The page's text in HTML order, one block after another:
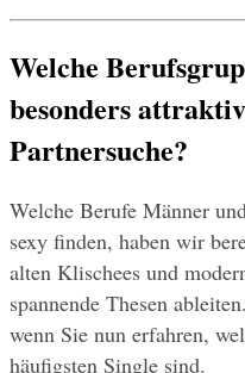
Welche
besonders
Partnersuche?
Welche Berufe Männer
sexy finden, haben wir
alten Klischees und
spannende Thesen
wenn Sie nun erfahren,
häufigsten Single sind.